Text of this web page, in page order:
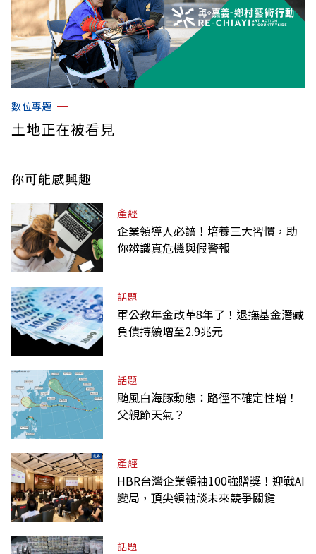
數位專題
土地正在被看見
你可能感興趣
產經
企業領導人必讀！培養三大習慣，助
你辨識真危機與假警報
話題
軍公教年金改革8年了！退撫基金潛藏
負債持續增至2.9兆元
話題
颱風白海豚動態：路徑不確定性增！
父親節天氣？
產經
HBR台灣企業領袖100強贈獎！迎戰AI
變局，頂尖領袖談未來競爭關鍵
話題